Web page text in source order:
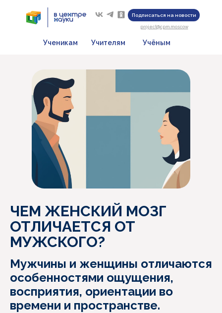
Ученикам Учителям Учёным
Подписаться на новости
project@cpm.moscow
ЧЕМ ЖЕНСКИЙ МОЗГ
ОТЛИЧАЕТСЯ ОТ
МУЖСКОГО?
Мужчины и женщины отличаются
особенностями ощущения,
восприятия, ориентации во
времени и пространстве.